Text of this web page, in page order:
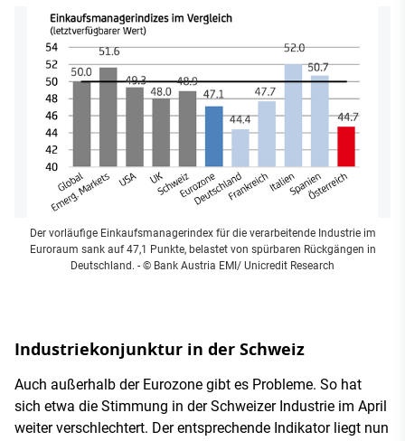
Der vorläufige Einkaufsmanagerindex für die verarbeitende Industrie im
Euroraum sank auf 47,1 Punkte, belastet von spürbaren Rückgängen in
Deutschland. - © Bank Austria EMI/ Unicredit Research
Industriekonjunktur in der Schweiz
Auch außerhalb der Eurozone gibt es Probleme. So hat
sich etwa die Stimmung in der Schweizer Industrie im April
weiter verschlechtert. Der entsprechende Indikator liegt nun